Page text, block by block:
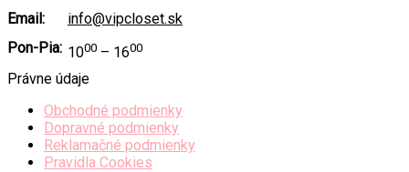
Email:
info@vipcloset.sk
Pon-Pia: 1000 – 1600
Právne údaje
Obchodné podmienky
Dopravné podmienky
Reklamačné podmienky
Pravidla Cookies